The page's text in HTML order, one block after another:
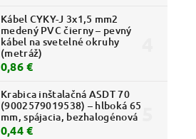
Kábel CYKY-J 3x1,5 mm2
medený PVC čierny – pevný
kábel na svetelné okruhy
(metráž)
0,86 €
Krabica inštalačná ASDT 70
(9002579019538) – hlboká 65
mm, spájacia, bezhalogénová
0,44 €